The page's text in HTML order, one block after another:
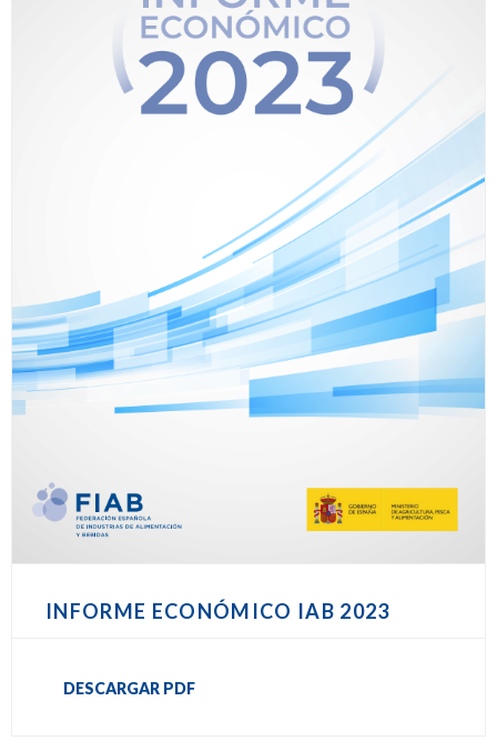
INFORME ECONÓMICO IAB 2023
DESCARGAR PDF